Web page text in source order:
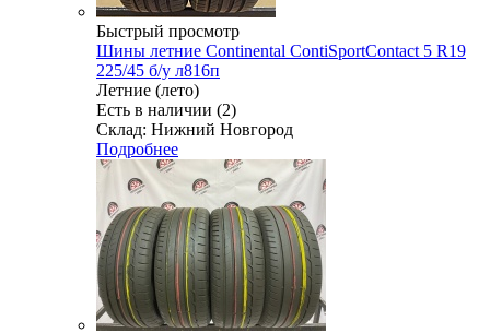
Быстрый просмотр
Шины летние Continental ContiSportContact 5 R19
225/45 б/у л816п
Летние (лето)
Есть в наличии (2)
Склад: Нижний Новгород
Подробнее